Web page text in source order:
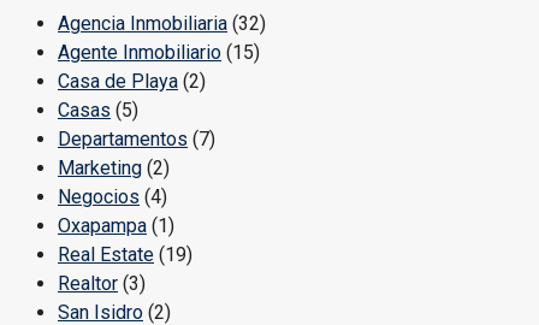
Agencia Inmobiliaria (32)
Agente Inmobiliario (15)
Casa de Playa (2)
Casas (5)
Departamentos (7)
Marketing (2)
Negocios (4)
Oxapampa (1)
Real Estate (19)
Realtor (3)
San Isidro (2)